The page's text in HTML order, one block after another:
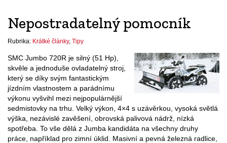
Nepostradatelný pomocník
Rubrika: Krátké články, Tipy
SMC Jumbo 720R je silný (51 Hp),
skvěle a jednoduše ovladatelný stroj,
který se díky svým fantastickým
jízdním vlastnostem a parádnímu
výkonu vyšvihl mezi nejpopulárnější
sedmistovky na trhu. Velký výkon, 4×4 s uzávěrkou, vysoká světlá
výška, nezávislé zavěšení, obrovská palivová nádrž, nízká
spotřeba. To vše dělá z Jumba kandidáta na všechny druhy
práce, například pro zimní úklid. Masivní a pevná železná radlice,